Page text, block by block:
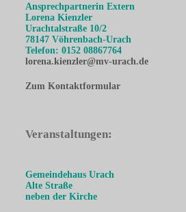
Ansprechpartnerin Extern
Lorena Kienzler
Urachtalstraße 10/2
78147 Vöhrenbach-Urach
Telefon: 0152 08867764
lorena.kienzler@mv-urach.de
Zum Kontaktformular
Veranstaltungen:
Gemeindehaus Urach
Alte Straße
neben der Kirche